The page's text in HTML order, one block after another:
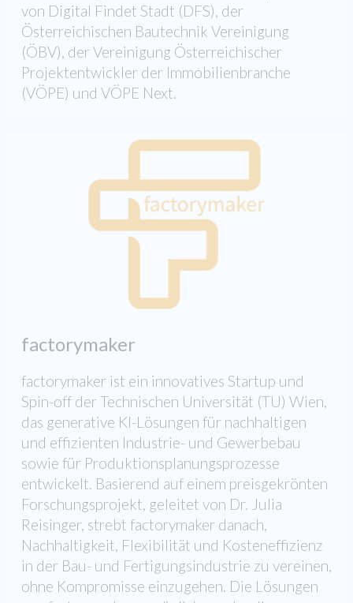
von Digital Findet Stadt (DFS), der
Österreichischen Bautechnik Vereinigung
(ÖBV), der Vereinigung Österreichischer
Projektentwickler der Immobilienbranche
(VÖPE) und VÖPE Next.
factorymaker
factorymaker ist ein innovatives Startup und
Spin-off der Technischen Universität (TU) Wien,
das generative KI-Lösungen für nachhaltigen
und effizienten Industrie- und Gewerbebau
sowie für Produktionsplanungsprozesse
entwickelt. Basierend auf einem preisgekrönten
Forschungsprojekt, geleitet von Dr. Julia
Reisinger, strebt factorymaker danach,
Nachhaltigkeit, Flexibilität und Kosteneffizienz
in der Bau- und Fertigungsindustrie zu vereinen,
ohne Kompromisse einzugehen. Die Lösungen